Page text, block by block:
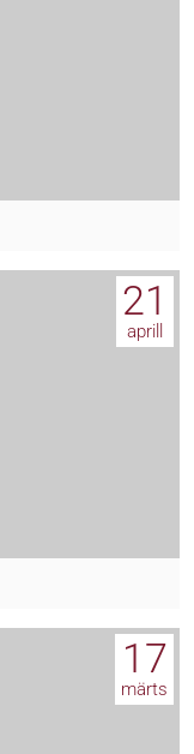
21
aprill
17
märts